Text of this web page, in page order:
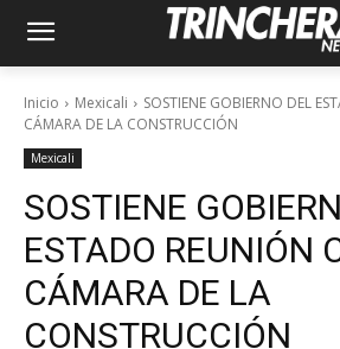
Inicio Mexicali
SOSTIENE GOBIERNO DEL
CÁMARA DE LA CONSTRUCCIÓN
Mexicali
SOSTIENE
ESTADO REUNIÓN
CÁMARA DE LA
CONSTRUCCIÓN